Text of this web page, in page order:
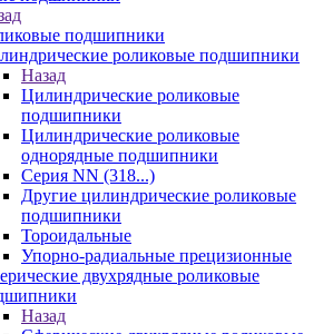
подшипники
роликовые подшипники
Назад
Цилиндрические роликовые
подшипники
Цилиндрические роликовые
однорядные подшипники
Серия NN (318...)
Другие цилиндрические роликовые
подшипники
Тороидальные
Упорно-радиальные прецизионные
двухрядные роликовые
Назад